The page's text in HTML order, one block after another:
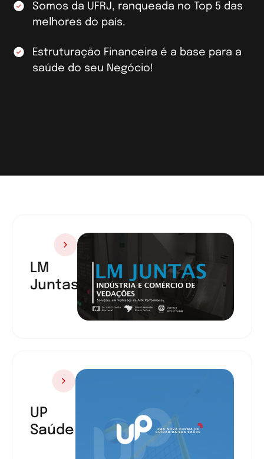
Somos da UFRJ, ranqueada no Top 5 das
melhores do país.
Estruturação Financeira é a base para a
saúde do seu Negócio!
LM
Juntas
UP
Saúde